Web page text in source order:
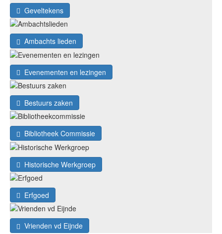
Geveltekens
Ambachts lieden
Evenementen en lezingen
Bestuurs zaken
Bibliotheek Commissie
Historische Werkgroep
Erfgoed
Vrienden vd Eijnde